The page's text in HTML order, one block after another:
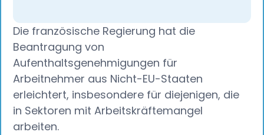
Die französische Regierung hat die
Beantragung von
Aufenthaltsgenehmigungen für
Arbeitnehmer aus Nicht-EU-Staaten
erleichtert, insbesondere für diejenigen, die
in Sektoren mit Arbeitskräftemangel
arbeiten.